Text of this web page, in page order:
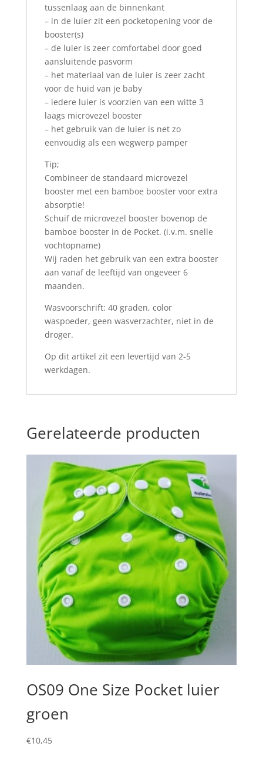
tussenlaag aan de binnenkant
– in de luier zit een pocketopening voor de
booster(s)
– de luier is zeer comfortabel door goed
aansluitende pasvorm
– het materiaal van de luier is zeer zacht
voor de huid van je baby
– iedere luier is voorzien van een witte 3
laags microvezel booster
– het gebruik van de luier is net zo
eenvoudig als een wegwerp pamper
Tip;
Combineer de standaard microvezel
booster met een bamboe booster voor extra
absorptie!
Schuif de microvezel booster bovenop de
bamboe booster in de Pocket. (i.v.m. snelle
vochtopname)
Wij raden het gebruik van een extra booster
aan vanaf de leeftijd van ongeveer 6
maanden.
Wasvoorschrift: 40 graden, color
waspoeder, geen wasverzachter, niet in de
droger.
Op dit artikel zit een levertijd van 2-5
werkdagen.
Gerelateerde producten
OS09 One Size Pocket luier
groen
€10,45